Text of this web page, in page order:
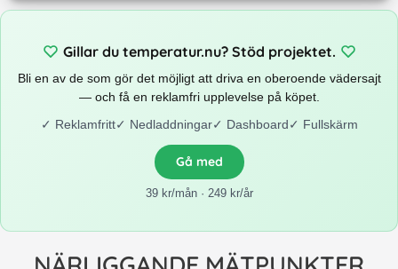
Gillar du temperatur.nu? Stöd projektet.
Bli en av de som gör det möjligt att driva en oberoende vädersajt
— och få en reklamfri upplevelse på köpet.
✓ Reklamfritt✓ Nedladdningar✓ Dashboard✓ Fullskärm
Gå med
39 kr/mån · 249 kr/år